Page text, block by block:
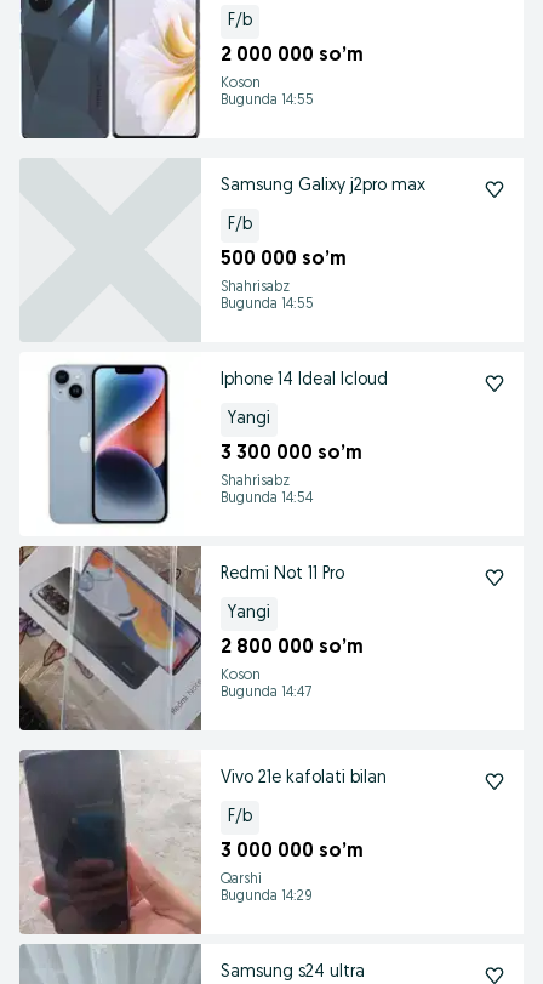
F/b
2 000 000 so’m
Koson
Bugunda 14:55
Samsung Galixy j2pro max
F/b
500 000 so’m
Shahrisabz
Bugunda 14:55
Iphone 14 Ideal Icloud
Yangi
3 300 000 so’m
Shahrisabz
Bugunda 14:54
Redmi Not 11 Pro
Yangi
2 800 000 so’m
Koson
Bugunda 14:47
Vivo 21e kafolati bilan
F/b
3 000 000 so’m
Qarshi
Bugunda 14:29
Samsung s24 ultra